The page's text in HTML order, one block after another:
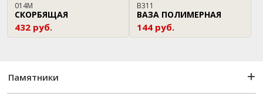
014М
СКОРБЯЩАЯ
432 руб.
В311
ВАЗА ПОЛИМЕРНАЯ
144 руб.
Памятники